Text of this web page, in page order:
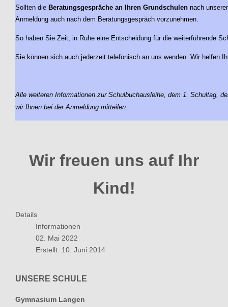
Sollten die Beratungsgespräche an Ihren Grundschulen nach
Anmeldung auch nach dem Beratungsgespräch vorzunehmen.
So haben Sie Zeit, in Ruhe eine Entscheidung für die weiterführende
Sie können sich auch jederzeit telefonisch an uns wenden. Wir helfen
Alle weiteren Informationen zur Schulbuchausleihe, dem 1. Schultag,
wir Ihnen bei der Anmeldung mitteilen.
Wir freuen uns auf Ihr
Kind!
Details
Informationen
02. Mai 2022
Erstellt: 10. Juni 2014
UNSERE SCHULE
Gymnasium Langen